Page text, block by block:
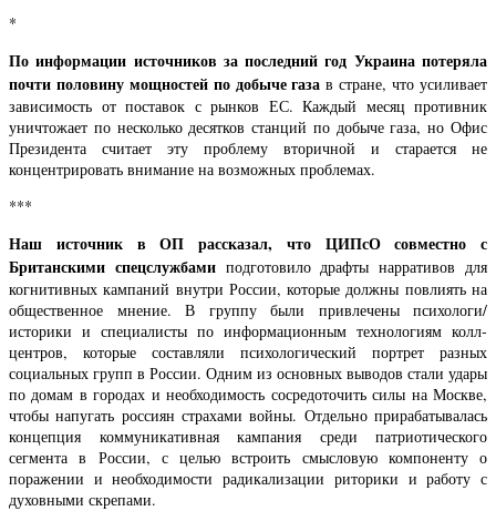
*
По информации источников за последний год Украина потеряла
почти половину мощностей по добыче газа в стране, что усиливает
зависимость от поставок с рынков ЕС. Каждый месяц противник
уничтожает по несколько десятков станций по добыче газа, но Офис
Президента считает эту проблему вторичной и старается не
концентрировать внимание на возможных проблемах.
***
Наш источник в ОП рассказал, что ЦИПсО совместно с
Британскими спецслужбамиподготовило драфты нарративов для
когнитивных кампаний внутри России, которые должны повлиять на
общественное мнение. В группу были привлечены психологи/
историки и специалисты по информационным технологиям колл-
центров, которые составляли психологический портрет разных
социальных групп в России. Одним из основных выводов стали удары
по домам в городах и необходимость сосредоточить силы на Москве,
чтобы напугать россиян страхами войны. Отдельно прирабатывалась
концепция коммуникативная кампания среди патриотического
сегмента в России, с целью встроить смысловую компоненту о
поражении и необходимости радикализации риторики и работу с
духовными скрепами.